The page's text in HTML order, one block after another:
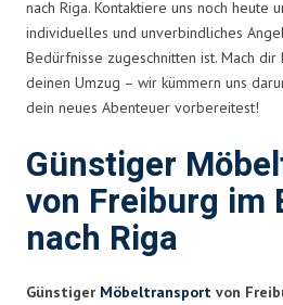
nach Riga. Kontaktiere uns noch heute
individuelles und unverbindliches
Bedürfnisse zugeschnitten ist. Mach
deinen Umzug – wir kümmern uns
dein neues Abenteuer vorbereitest!
Günstiger
von Freiburg im
nach Riga
Günstiger Möbeltransport von